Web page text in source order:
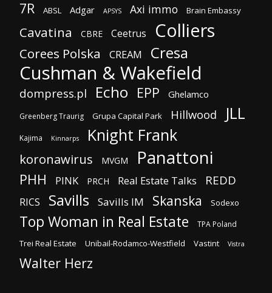
7R ABSL Adgar APSYS Axi immo Brain Embassy
Cavatina CBRE Ceetrus Colliers
Corees Polska CREAM Cresa
Cushman & Wakefield
dompress.pl Echo EPP Ghelamco
Greenberg Traurig Grupa Capital Park Hillwood JLL
Kajima Kinnarps Knight Frank
koronawirus MVGM Panattoni
PHH PINK PRCH Real Estate Talks REDD
RICS Savills Savills IM Skanska Sodexo
Top Woman in Real Estate TPA Poland
Trei Real Estate Unibail-Rodamco-Westfield Vastint Vistra
Walter Herz